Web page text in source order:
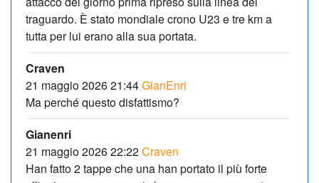
traguardo. È stato mondiale crono U23 e tre km a
tutta per lui erano alla sua portata.
Craven
21 maggio 2026 21:44GianEnri
Ma perché questo disfattismo?
Gianenri
21 maggio 2026 22:22Craven
Han fatto 2 tappe che una han portato il più forte